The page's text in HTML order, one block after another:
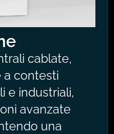
cablate,
a contesti
e industriali,
avanzate
una